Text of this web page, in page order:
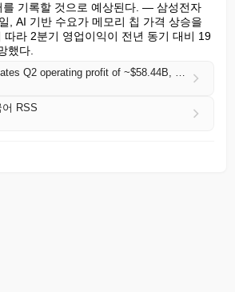
를 기록할 것으로 예상된다. — 삼성전자
, AI 기반 수요가 메모리 칩 가격 상승을
따라 2분기 영업이익이 전년 동기 대비 19
했다.
Samsung estimates Q2 operating profit of ~$58.44B, a 19-fold jump from a year earlier and above a ~$57.02B estimate, and revenue up 129% YoY to ~$111.7B (Reuters)
RSS